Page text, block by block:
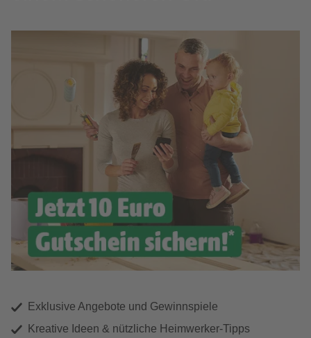
Exklusive Angebote und Gewinnspiele
Kreative Ideen & nützliche Heimwerker-Tipps